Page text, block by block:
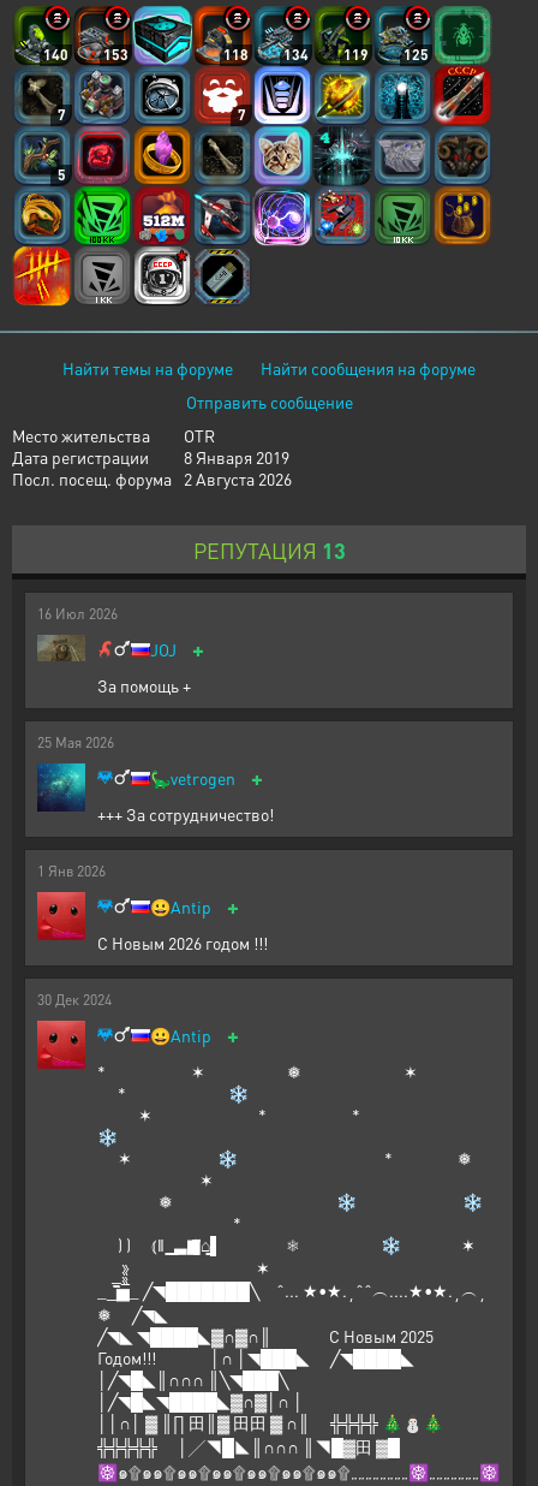
140 153 118 134 119 125
7 7
5
Найти темы на форуме
Найти сообщения на форуме
Отправить сообщение
Место жительства
OTR
Дата регистрации
8 Января 2019
Посл. посещ. форума
2 Августа 2026
РЕПУТАЦИЯ 13
16 Июл 2026
JOJ +
За помощь +
25 Мая 2026
🦕vetrogen +
+++ За сотрудничество!
1 Янв 2026
😀Antip +
С Новым 2026 годом !!!
30 Дек 2024
😀Antip +
* ✶ ❅ ✶
* ❄
✶ * *
❄
✶ ❄ * ❅
✶
❅ ❄ ❄
*
) ) ⦅‖ ͇͇ ͇͇▃▇͇͇͌̿̿⌂͇͇▌ ❅ ❄ ✶
✶
__̅̏̏̏̏̋̋̏̏▅̅̏̏̏̋̏_ ╱◥███████╲ ˆ... ★•★.¸ˆˆ︵....★•★.¸︵¸
❅ ╱◥◣
╱◥◣ ◥████◣▓∩▓∩║ С Новым 2025
Годом!!! │∩ │◥███◣ ╱◥████◣
│╱◥█◣║∩∩∩ ║╲◥███╲
│╱◥█◣◥████◣▓∩▓│∩ │
││∩│ ▓ ║∏ 田║▓ 田田 ▓ ∩║ ╬╬╬╬ 🎄⛄🎄
╬╬╬╬╬ │╱◥█◣║∩∩∩ ║◥█▓田 ▓█
☸๑۩๑๑۩๑๑۩๑๑۩๑๑۩๑๑۩๑๑۩„„„„„„„„☸„„„„„„„☸